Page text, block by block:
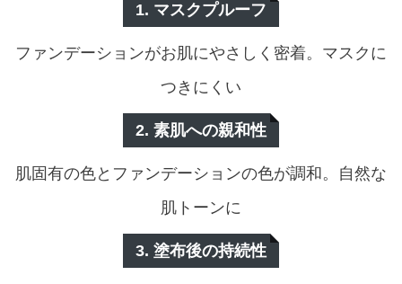
1. マスクプルーフ
ファンデーションがお肌にやさしく密着。マスクに
つきにくい
2. 素肌への親和性
肌固有の色とファンデーションの色が調和。自然な
肌トーンに
3. 塗布後の持続性